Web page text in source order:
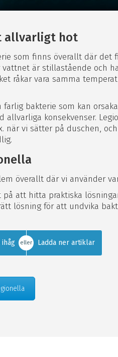
allvarligt hot
som finns överallt där det
är stillastående och
råkar vara samma
farlig bakterie som kan
allvarliga konsekvenser.
när vi sätter på duschen,
överallt där vi använder
att hitta praktiska
lösning för att undvika
eller Ladda ner artiklar